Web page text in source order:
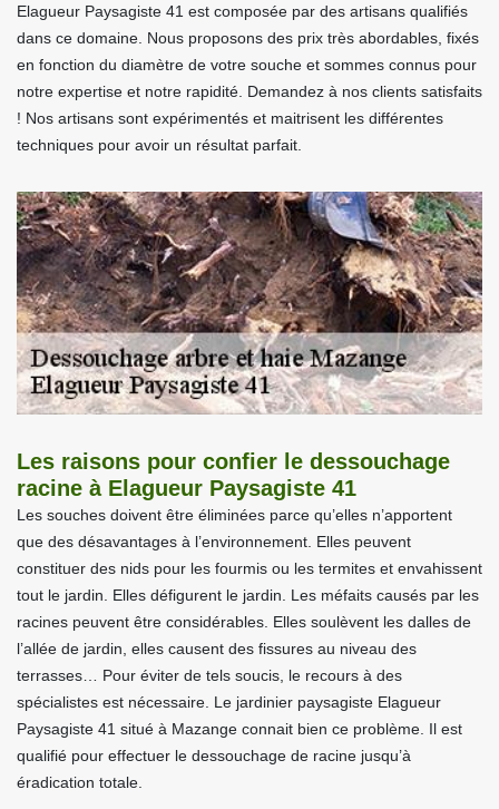
Elagueur Paysagiste 41 est composée par des artisans qualifiés
dans ce domaine. Nous proposons des prix très abordables, fixés
en fonction du diamètre de votre souche et sommes connus pour
notre expertise et notre rapidité. Demandez à nos clients satisfaits
! Nos artisans sont expérimentés et maitrisent les différentes
techniques pour avoir un résultat parfait.
Les raisons pour confier le dessouchage
racine à Elagueur Paysagiste 41
Les souches doivent être éliminées parce qu’elles n’apportent
que des désavantages à l’environnement. Elles peuvent
constituer des nids pour les fourmis ou les termites et envahissent
tout le jardin. Elles défigurent le jardin. Les méfaits causés par les
racines peuvent être considérables. Elles soulèvent les dalles de
l’allée de jardin, elles causent des fissures au niveau des
terrasses… Pour éviter de tels soucis, le recours à des
spécialistes est nécessaire. Le jardinier paysagiste Elagueur
Paysagiste 41 situé à Mazange connait bien ce problème. Il est
qualifié pour effectuer le dessouchage de racine jusqu’à
éradication totale.